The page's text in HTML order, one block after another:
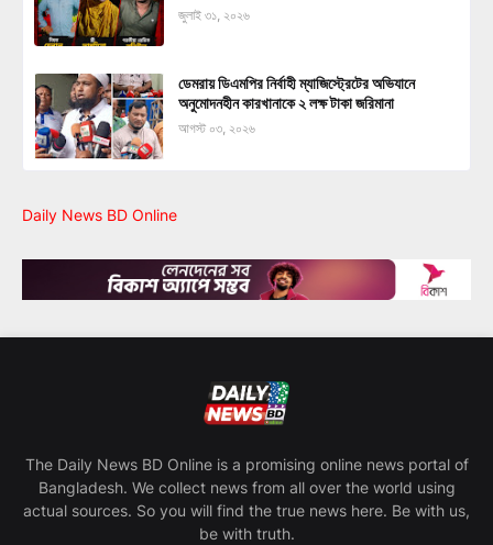
জুলাই ৩১, ২০২৬
ডেমরায় ডিএমপির নির্বাহী ম্যাজিস্ট্রেটের অভিযানে
অনুমোদনহীন কারখানাকে ২ লক্ষ টাকা জরিমানা
আগস্ট ০৩, ২০২৬
Daily News BD Online
The Daily News BD Online is a promising online news portal of
Bangladesh. We collect news from all over the world using
actual sources. So you will find the true news here. Be with us,
be with truth.